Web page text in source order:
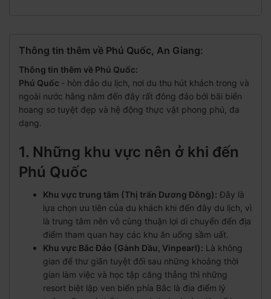
Thông tin thêm về Phú Quốc, An Giang:
Thông tin thêm về Phú Quốc:
Phú Quốc - hòn đảo du lịch, nơi du thu hút khách trong và
ngoài nước hằng năm đến đây rất đông đảo bởi bãi biển
hoang sơ tuyệt đẹp và hệ động thực vật phong phú, đa
dạng.
1. Những khu vực nên ở khi đến
Phú Quốc
Khu vực trung tâm (Thị trấn Dương Đông): Đây là
lựa chọn ưu tiên của du khách khi đến đây du lịch, vì
là trung tâm nên vô cùng thuận lợi di chuyển đến địa
điểm tham quan hay các khu ăn uống sầm uất.
Khu vực Bắc Đảo (Gành Dầu, Vinpearl): Là không
gian để thư giãn tuyệt đối sau những khoảng thời
gian làm việc và học tập căng thẳng thì những
resort biệt lập ven biển phía Bắc là địa điểm lý